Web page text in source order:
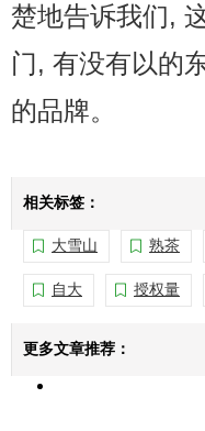
楚地告诉我们,
门, 有没有以的
的品牌。
相关标签：
大雪山 熟茶
自大 授权量
更多文章推荐：